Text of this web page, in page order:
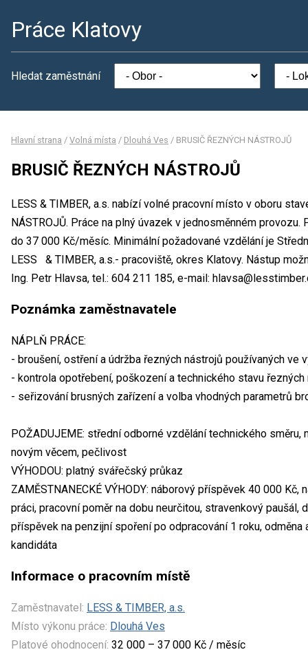
Práce Klatovy
Hledat zaměstnání
Hlavní strana / Volná místa / Dlouhá Ves / BRUSIČ ŘEZNÝCH NÁSTROJŮ
BRUSIČ ŘEZNÝCH NÁSTROJŮ
LESS & TIMBER, a.s. nabízí volné pracovní místo v oboru
NÁSTROJŮ. Práce na plný úvazek v jednosměnném
do 37 000 Kč/měsíc. Minimální požadované vzdělání je
LESS & TIMBER, a.s.- pracoviště, okres Klatovy. Nástup
Ing. Petr Hlavsa, tel.: 604 211 185, e-mail:
Poznámka zaměstnavatele
NÁPLŇ PRÁCE:
- broušení, ostření a údržba řezných nástrojů používaných ve
- kontrola opotřebení, poškození a technického stavu řezných
- seřizování brusných zařízení a volba vhodných parametrů
POŽADUJEME: střední odborné vzdělání technického
novým věcem, pečlivost
VÝHODOU: platný svářečský průkaz
ZAMĚSTNANECKÉ VÝHODY: náborový příspěvek 40 000
práci, pracovní poměr na dobu neurčitou, stravenkový paušál,
příspěvek na penzijní spoření po odpracování 1 roku,
kandidáta
Informace o pracovním místě
Zaměstnavatel: LESS & TIMBER, a.s.
Místo výkonu práce: Dlouhá Ves
Platové ohodnocení: 32 000 – 37 000 Kč / měsíc